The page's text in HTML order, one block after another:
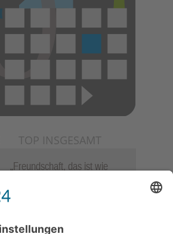
TOP INSGESAMT
„Freundschaft, das ist wie
Schulranzen schenken Kindern